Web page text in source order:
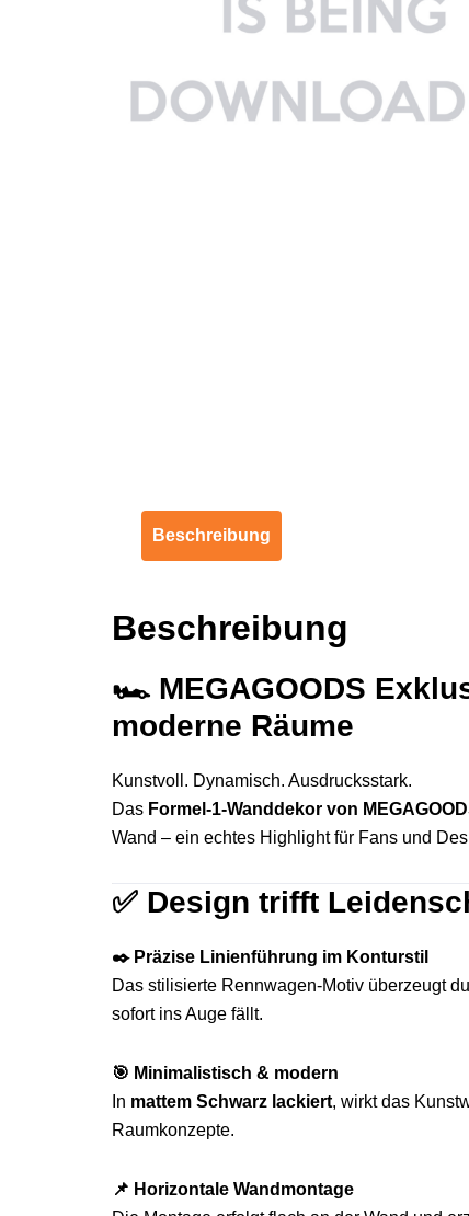
Beschreibung
Beschreibung
🏎️ MEGAGOODS
moderne Räume
Kunstvoll. Dynamisch. Ausdrucksstark.
Das Formel-1-Wanddekor von
Wand – ein echtes Highlight für Fans und
✅ Design trifft
✒️ Präzise Linienführung im Konturstil
Das stilisierte Rennwagen-Motiv überzeugt
sofort ins Auge fällt.
🎯 Minimalistisch & modern
In mattem Schwarz lackiert, wirkt das
Raumkonzepte.
📌 Horizontale Wandmontage